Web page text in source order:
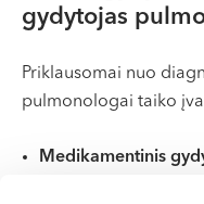
gydytojas
Priklausomai nuo
pulmonologai taiko
Medikamentinis